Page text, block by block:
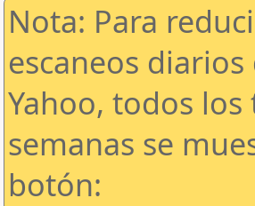
Nota: Para
escaneos
Yahoo, todos
semanas se
botón: